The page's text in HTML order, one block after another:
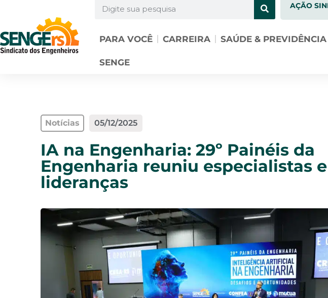
AÇÃO
PARA VOCÊ CARREIRA SAÚDE & PREVIDÊNCIA
SENGE
Notícias 05/12/2025
IA na Engenharia: 29º Painéis da
Engenharia reuniu especialistas e
lideranças